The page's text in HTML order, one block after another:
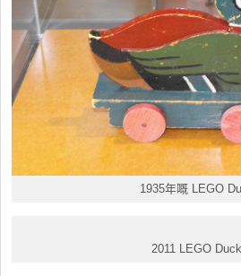
1935年嘅 LEGO
2011 LEGO Duck